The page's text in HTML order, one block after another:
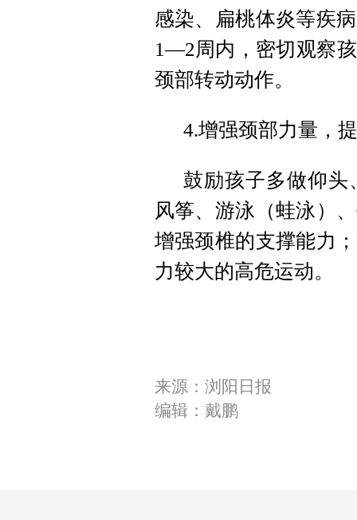
感染、扁桃体炎等疾
1—2周内，密切观察
颈部转动动作。
4.增强颈部力量，
鼓励孩子多做仰
风筝、游泳（蛙泳）
增强颈椎的支撑能力
力较大的高危运动。
来源：浏阳日报
编辑：戴鹏